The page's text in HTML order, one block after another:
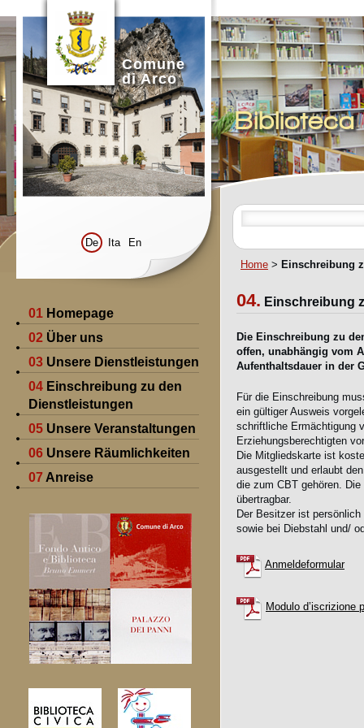
Comune
di Arco
De Ita
En
Home > Einschreibung
01 Homepage
02 Über uns
03 Unsere Dienstleistungen
04 Einschreibung zu den
Dienstleistungen
05 Unsere Veranstaltungen
06 Unsere Räumlichkeiten
07 Anreise
04. Einschreibung
Die Einschreibung zu
offen, unabhängig vom
Aufenthaltsdauer in der
Für die Einschreibung
ein gültiger Ausweis
schriftliche Ermächtigung
Erziehungsberechtigten
Die Mitgliedskarte ist
ausgestellt und erlaubt
die zum CBT gehören.
übertragbar.
Der Besitzer ist
sowie bei Diebstahl und/
Anmeldeformular
Modulo d’iscrizione